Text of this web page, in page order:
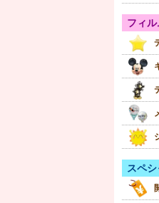
フィ
スペ